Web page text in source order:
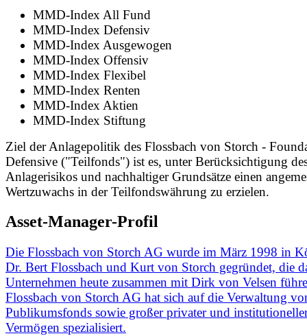
MMD-Index All Fund
MMD-Index Defensiv
MMD-Index Ausgewogen
MMD-Index Offensiv
MMD-Index Flexibel
MMD-Index Renten
MMD-Index Aktien
MMD-Index Stiftung
Ziel der Anlagepolitik des Flossbach von Storch -
Defensive ("Teilfonds") ist es, unter Berücksichtigung
Anlagerisikos und nachhaltiger Grundsätze einen
Wertzuwachs in der Teilfondswährung zu erzielen.
Asset-Manager-Profil
Die Flossbach von Storch AG wurde im März 1998 in
Dr. Bert Flossbach und Kurt von Storch gegründet, die
Unternehmen heute zusammen mit Dirk von Velsen
Flossbach von Storch AG hat sich auf die Verwaltung
Publikumsfonds sowie großer privater und
Vermögen spezialisiert.